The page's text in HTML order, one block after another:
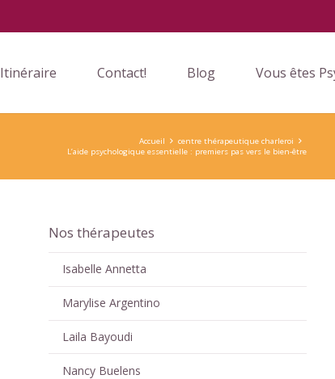
Itinéraire Contact! Blog Vous êtes
Accueil
centre thérapeutique charleroi
L’aide psychologique essentielle : premiers pas vers le bien-être
Nos thérapeutes
Isabelle Annetta
Marylise Argentino
Laila Bayoudi
Nancy Buelens